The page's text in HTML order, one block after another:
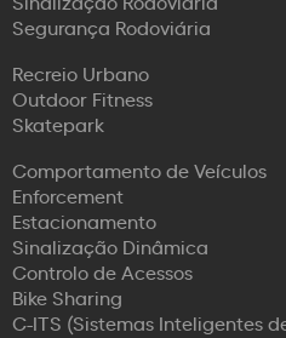
Segurança Rodoviária
Recreio Urbano
Outdoor Fitness
Skatepark
Comportamento de Veículos
Enforcement
Estacionamento
Sinalização Dinâmica
Controlo de Acessos
Bike Sharing
C-ITS (Sistemas Inteligentes